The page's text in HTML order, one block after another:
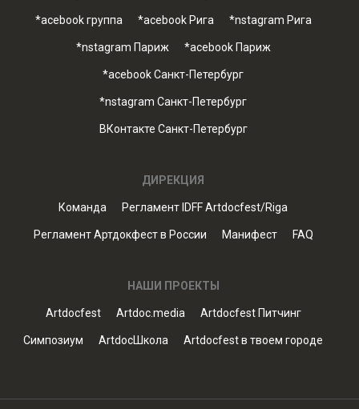
*acebook группа *acebook Рига *nstagram Рига
*nstagram Париж *acebook Париж
*acebook Санкт-Петербург
*nstagram Санкт-Петербург
ВКонтакте Санкт-Петербург
ДИРЕКЦИЯ
Команда Регламент IDFF Artdocfest/Riga
Регламент Артдокфест в России Манифест FAQ
НАШИ ПРОЕКТЫ
Artdocfest Artdoc.media Artdocfest Питчинг
Симпозиум ArtdocШкола Artdocfest в твоем городе